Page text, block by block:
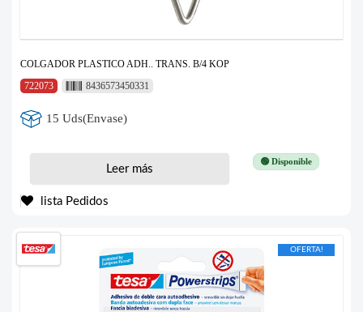
COLGADOR PLASTICO ADH.. TRANS. B/4 KOP
722073
8436573450331
15 Uds(Envase)
🟢 Disponible
Leer más
lista Pedidos
OFERTA!